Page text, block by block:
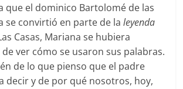
que el dominico Bartolomé de las
se convirtió en parte de laleyenda
Casas, Mariana se hubiera
ver cómo se usaron sus palabras.
de lo que pienso que el padre
decir y de por qué nosotros, hoy,